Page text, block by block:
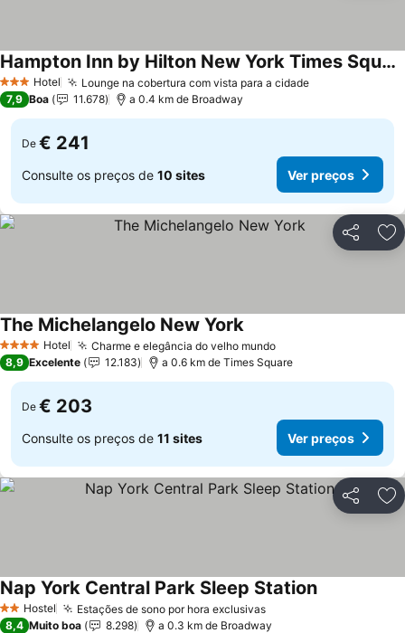
3 EstrelasHotel Lounge na cobertura com vista para a cidadeVer preços
Hampton Inn by Hilton New York Times Square
Ver preços
7,9 Boa 11.678 a 0.4 km de Broadway
De € 241
Consulte os preços de 10 sites Ver preços
Partilhar
4 EstrelasHotel Charme e elegância do velho mundoVer preços
The Michelangelo New YorkVer preços
8,9 Excelente 12.183 a 0.6 km de Times Square
De € 203
Consulte os preços de 11 sites Ver preços
Partilhar
2 Estrelas
Hostel Estações de sono por hora exclusivasVer preços
Nap York Central Park Sleep StationVer preços
8,4 Muito boa 8.298 a 0.3 km de Broadway